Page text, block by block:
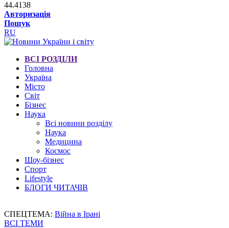
44.4138
Авторизація
Пошук
RU
ВСІ РОЗДІЛИ
Головна
Україна
Місто
Світ
Бізнес
Наука
Всі новини розділу
Наука
Медицина
Космос
Шоу-бізнес
Спорт
Lifestyle
БЛОГИ ЧИТАЧІВ
СПЕЦТЕМА: Війна в Ірані
ВСІ ТЕМИ